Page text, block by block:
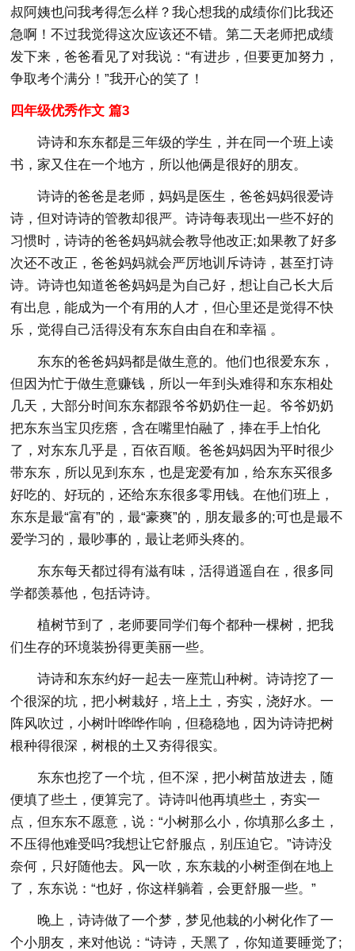
叔阿姨也问我考得怎么样？我心想我的成绩你们比我还
急啊！不过我觉得这次应该还不错。第二天老师把成绩
发下来，爸爸看见了对我说：“有进步，但要更加努力，
争取考个满分！”我开心的笑了！
四年级优秀作文 篇3
诗诗和东东都是三年级的学生，并在同一个班上读
书，家又住在一个地方，所以他俩是很好的朋友。
诗诗的爸爸是老师，妈妈是医生，爸爸妈妈很爱诗
诗，但对诗诗的管教却很严。诗诗每表现出一些不好的
习惯时，诗诗的爸爸妈妈就会教导他改正;如果教了好多
次还不改正，爸爸妈妈就会严厉地训斥诗诗，甚至打诗
诗。诗诗也知道爸爸妈妈是为自己好，想让自己长大后
有出息，能成为一个有用的人才，但心里还是觉得不快
乐，觉得自己活得没有东东自由自在和幸福 。
东东的爸爸妈妈都是做生意的。他们也很爱东东，
但因为忙于做生意赚钱，所以一年到头难得和东东相处
几天，大部分时间东东都跟爷爷奶奶住一起。爷爷奶奶
把东东当宝贝疙瘩，含在嘴里怕融了，捧在手上怕化
了，对东东几乎是，百依百顺。爸爸妈妈因为平时很少
带东东，所以见到东东，也是宠爱有加，给东东买很多
好吃的、好玩的，还给东东很多零用钱。在他们班上，
东东是最“富有”的，最“豪爽”的，朋友最多的;可也是最不
爱学习的，最吵事的，最让老师头疼的。
东东每天都过得有滋有味，活得逍遥自在，很多同
学都羡慕他，包括诗诗。
植树节到了，老师要同学们每个都种一棵树，把我
们生存的环境装扮得更美丽一些。
诗诗和东东约好一起去一座荒山种树。诗诗挖了一
个很深的坑，把小树栽好，培上土，夯实，浇好水。一
阵风吹过，小树叶哗哗作响，但稳稳地，因为诗诗把树
根种得很深，树根的土又夯得很实。
东东也挖了一个坑，但不深，把小树苗放进去，随
便填了些土，便算完了。诗诗叫他再填些土，夯实一
点，但东东不愿意，说：“小树那么小，你填那么多土，
不压得他难受吗?我想让它舒服点，别压迫它。”诗诗没
奈何，只好随他去。风一吹，东东栽的小树歪倒在地上
了，东东说：“也好，你这样躺着，会更舒服一些。”
晚上，诗诗做了一个梦，梦见他栽的小树化作了一
个小朋友，来对他说：“诗诗，天黑了，你知道要睡觉了;